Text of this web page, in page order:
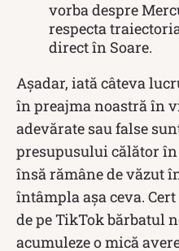
vorba despre
respecta
direct în Soare.
Așadar, iată câteva
în preajma noastră în
adevărate sau false
presupusului călător în
însă rămâne de văzut
întâmpla așa ceva.
de pe TikTok bărbatul
acumuleze o mică